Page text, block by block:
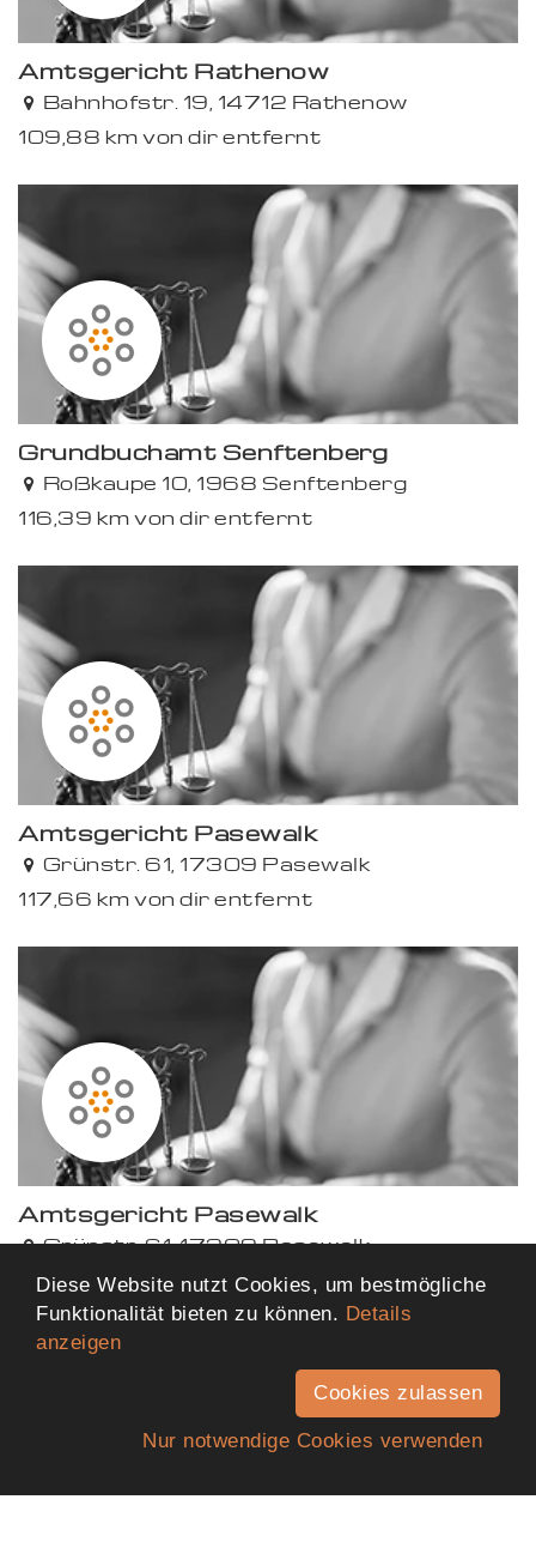
Amtsgericht Rathenow
Bahnhofstr. 19, 14712 Rathenow
109,88 km von dir entfernt
Grundbuchamt Senftenberg
Roßkaupe 10, 1968 Senftenberg
116,39 km von dir entfernt
Amtsgericht Pasewalk
Grünstr. 61, 17309 Pasewalk
117,66 km von dir entfernt
Amtsgericht Pasewalk
Grünstr. 61, 17309 Pasewalk
117,66 km von dir entfernt
Diese Website nutzt Cookies, um bestmögliche
Funktionalität bieten zu können. Details
anzeigen
Cookies zulassen
Nur notwendige Cookies verwenden